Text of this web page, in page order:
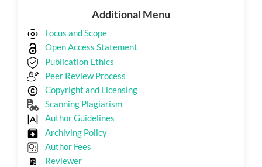
Menu
Additional Menu
Focus and Scope
Open Access Statement
Publication Ethics
Peer Review Process
Copyright and Licensing
Scanning Plagiarism
Author Guidelines
Archiving Policy
Author Fees
Reviewer